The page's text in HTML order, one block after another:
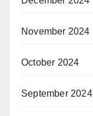
November 2024
October 2024
September 2024